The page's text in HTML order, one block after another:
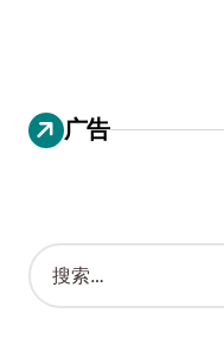
广告
搜
索
：